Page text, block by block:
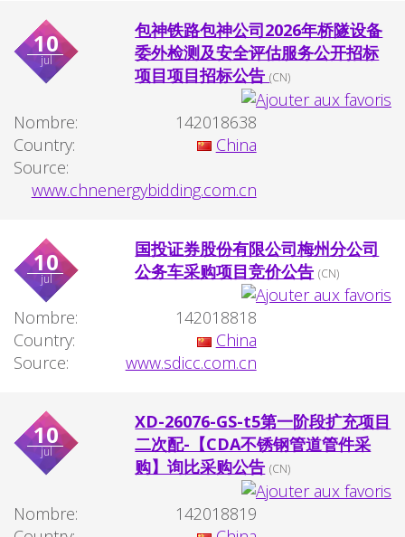
10
jul
包神铁路包神公司2026年桥隧设备
委外检测及安全评估服务公开招标
项目项目招标公告(CN)
Nombre:
142018638
Country:
China
Source:
www.chnenergybidding.com.cn
10
jul
国投证券股份有限公司梅州分公司
公务车采购项目竞价公告 (CN)
Nombre:
142018818
Country:
China
Source:
www.sdicc.com.cn
10
jul
XD-26076-GS-t5第一阶段扩充项目
二次配-【CDA不锈钢管道管件采
购】询比采购公告 (CN)
Nombre:
142018819